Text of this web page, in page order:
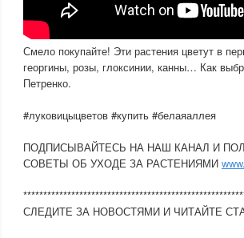
Смело покупайте! Эти растения цветут в
георгины, розы, глоксинии, канны… Как
Петренко.
#луковицыцветов #купить #белаяаллея
ПОДПИСЫВАЙТЕСЬ НА НАШ КАНАЛ И
СОВЕТЫ ОБ УХОДЕ ЗА РАСТЕНИЯМИ
СЛЕДИТЕ ЗА НОВОСТЯМИ И ЧИТАЙТЕ